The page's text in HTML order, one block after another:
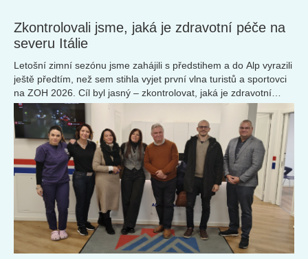
Zkontrolovali jsme, jaká je zdravotní péče na
severu Itálie
Letošní zimní sezónu jsme zahájili s předstihem a do Alp vyrazili
ještě předtím, než sem stihla vyjet první vlna turistů a sportovci
na ZOH 2026. Cíl byl jasný – zkontrolovat, jaká je zdravotní
péče v Itálii.